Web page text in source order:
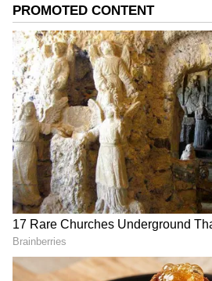
Kannada) ಕ್ಷಣಕ್ಷಣದ ಕನ್ನಡ
ಏಷ್ಯಾನೆಟ್ ಸುವರ್ಣ ನ್ಯೂಸ್‌
Liveಸೇರಿದಂತೆ ಟೀಂ ಇಂಡಿಯಾದ
(Cricket News in Kannada
ಮತ್ತು ನೇರ ಪ್ರಸಾರಗಳೊಂದಿಗೆ
ನಿಮ್ಮ ಒಂದೇ ಕ್ಲಿಕ್‌ನಲ್ಲಿ ಲಭ್ಯ.
ನ್ಯೂಸ್ ಅಧಿಕೃತ ಆ್ಯಪ್
ಎಲ್ಲಾ ಅಪ್‌ಡೇಟ್ ಗಳನ್ನು
ABOUT THE AUTHOR
SN Santosh Naik
ನಾನು ಏಷ್ಯಾನೆಟ್ ಸುವರ್ಣ
ಉಪಸಂಪಾದಕ. ಉತ್ತರ ಕನ್ನಡ ಜಿಲ್ಲೆಯ
ವರ್ಷಗಳಿಂದಲೂ